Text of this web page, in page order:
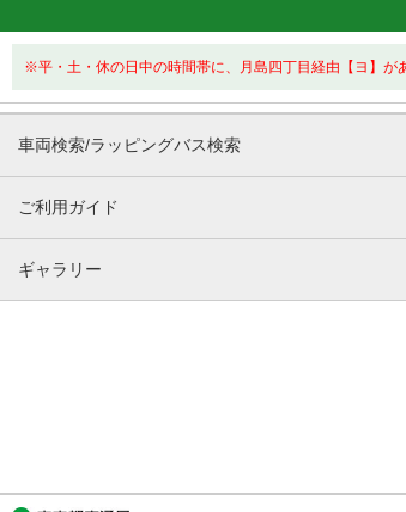
※平・土・休の日中の時間帯に、月島四丁目経由【ヨ】が
車両検索/ラッピングバス検索
ご利用ガイド
ギャラリー